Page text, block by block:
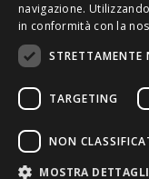
© 2026 ERGA srl -
navigazione.
in conformità con la
STRETTAMENTE
TARGETING
NON
MOSTRA DETTAGLI